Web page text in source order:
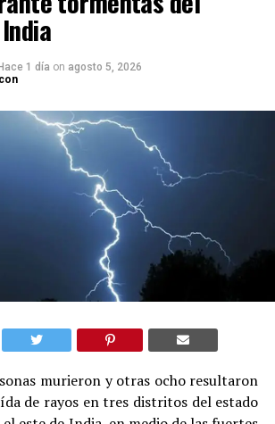
Hace 1 día on agosto 5, 2026
murieron y otras ocho resultaron
de rayos en tres distritos del estado